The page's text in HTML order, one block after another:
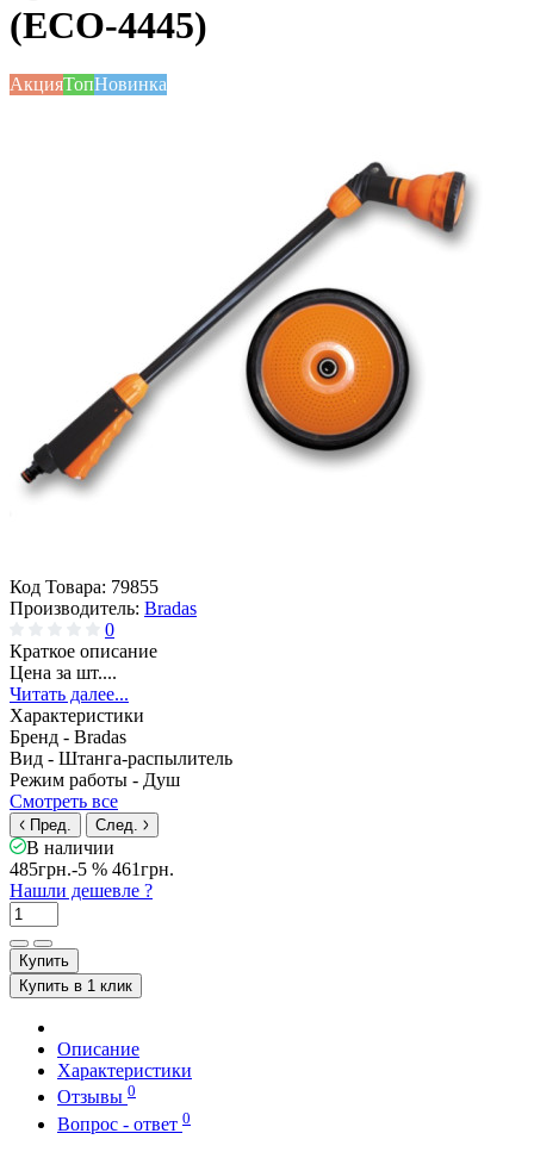
(ECO-4445)
АкцияТопНовинка
Код Товара: 79855
Производитель: Bradas
0
Краткое описание
Цена за шт....
Читать далее...
Характеристики
Бренд - Bradas
Вид - Штанга-распылитель
Режим работы - Душ
Смотреть все
Пред. След.
В наличии
485грн.-5 % 461грн.
Нашли дешевле ?
Купить
Купить в 1 клик
Описание
Характеристики
Отзывы 0
Вопрос - ответ 0